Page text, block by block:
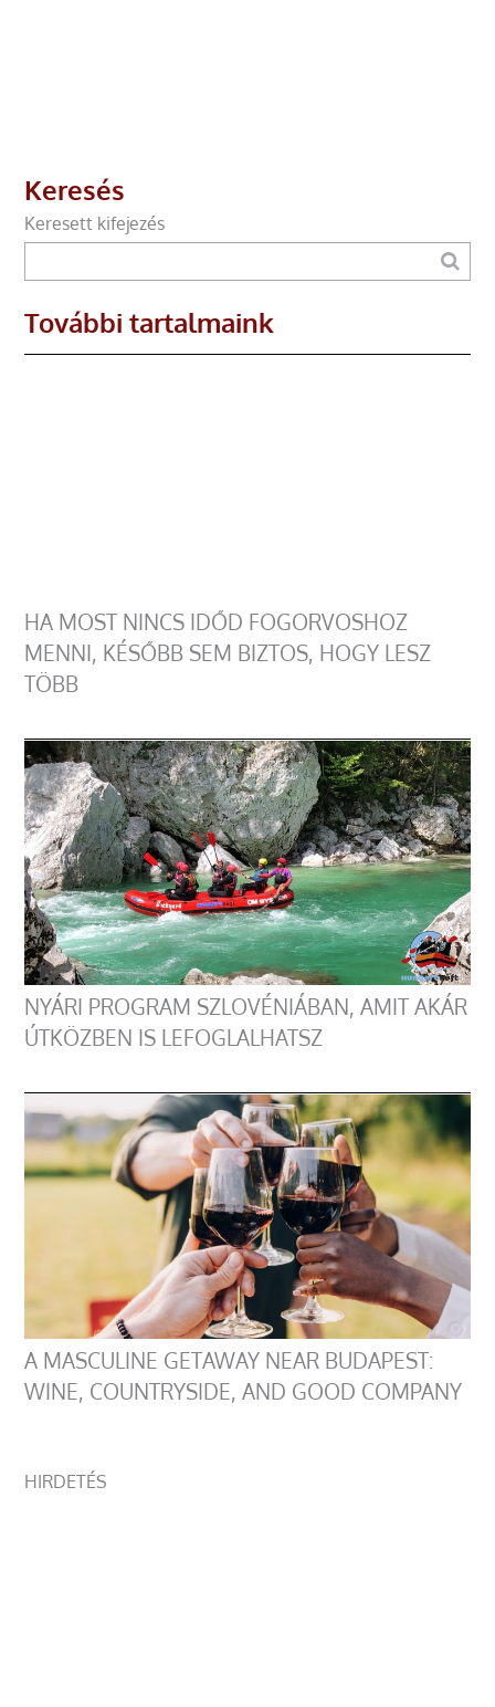
Keresés
Keresett kifejezés
További tartalmaink
HA MOST NINCS IDŐD FOGORVOSHOZ
MENNI, KÉSŐBB SEM BIZTOS, HOGY LESZ
TÖBB
NYÁRI PROGRAM SZLOVÉNIÁBAN, AMIT AKÁR
ÚTKÖZBEN IS LEFOGLALHATSZ
A MASCULINE GETAWAY NEAR BUDAPEST:
WINE, COUNTRYSIDE, AND GOOD COMPANY
HIRDETÉS